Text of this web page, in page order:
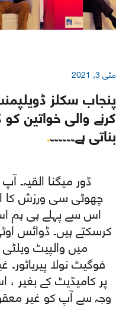
مئی 3, 2021
پنجاب سکلز
کرنے والی خواتین کو
بناتی ہے۔۔۔۔۔۔.
ڈور میگنا
چھوٹی سی ورزش کا
اس سے پہلے ہی ہم
کرسکتے ہیں۔ ڈوائس
میں والپیٹ
فوگیٹ نولا
پر کامیڈیٹ کے بغیر
وجہ سے آپ کو غیر